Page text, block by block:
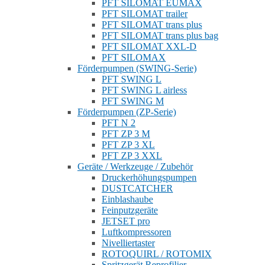
PFT SILOMAT EUMAX
PFT SILOMAT trailer
PFT SILOMAT trans plus
PFT SILOMAT trans plus bag
PFT SILOMAT XXL-D
PFT SILOMAX
Förderpumpen (SWING-Serie)
PFT SWING L
PFT SWING L airless
PFT SWING M
Förderpumpen (ZP-Serie)
PFT N 2
PFT ZP 3 M
PFT ZP 3 XL
PFT ZP 3 XXL
Geräte / Werkzeuge / Zubehör
Druckerhöhungspumpen
DUSTCATCHER
Einblashaube
Feinputzgeräte
JETSET pro
Luftkompressoren
Nivelliertaster
ROTOQUIRL / ROTOMIX